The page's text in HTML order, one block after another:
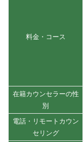
料金・コース
在籍カウンセラーの性
別
電話・リモートカウン
セリング